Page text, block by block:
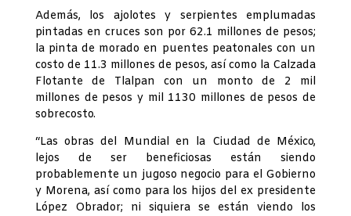
Además, los ajolotes y serpientes emplumadas
pintadas en cruces son por 62.1 millones de pesos;
la pinta de morado en puentes peatonales con un
costo de 11.3 millones de pesos, así como la Calzada
Flotante de Tlalpan con un monto de 2 mil
millones de pesos y mil 1130 millones de pesos de
sobrecosto.
“Las obras del Mundial en la Ciudad de México,
lejos de ser beneficiosas están siendo
probablemente un jugoso negocio para el Gobierno
y Morena, así como para los hijos del ex presidente
López Obrador; ni siquiera se están viendo los